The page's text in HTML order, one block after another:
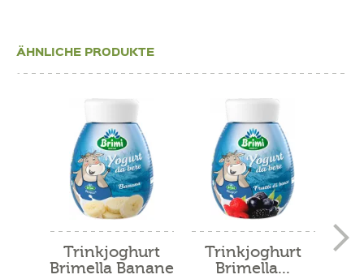
ÄHNLICHE PRODUKTE
Trinkjoghurt
Brimella Banane
Trinkjoghurt
Brimella...